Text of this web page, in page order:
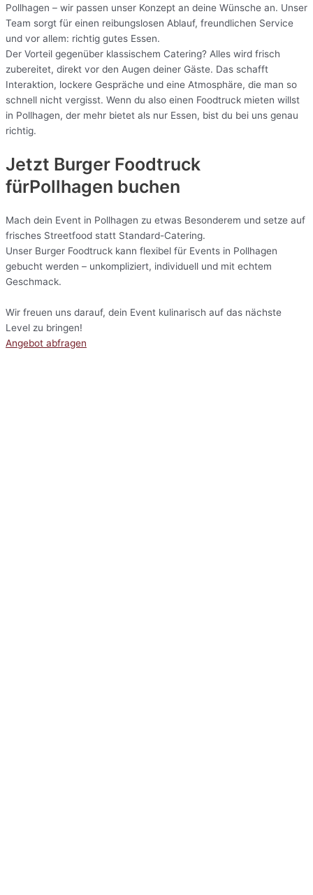
Pollhagen – wir passen unser Konzept an deine Wünsche an. Unser
Team sorgt für einen reibungslosen Ablauf, freundlichen Service
und vor allem: richtig gutes Essen.
Der Vorteil gegenüber klassischem Catering? Alles wird frisch
zubereitet, direkt vor den Augen deiner Gäste. Das schafft
Interaktion, lockere Gespräche und eine Atmosphäre, die man so
schnell nicht vergisst. Wenn du also einen Foodtruck mieten willst
in Pollhagen, der mehr bietet als nur Essen, bist du bei uns genau
richtig.
Jetzt Burger Foodtruck
fürPollhagen buchen
Mach dein Event in Pollhagen zu etwas Besonderem und setze auf
frisches Streetfood statt Standard-Catering.
Unser Burger Foodtruck kann flexibel für Events in Pollhagen
gebucht werden – unkompliziert, individuell und mit echtem
Geschmack.
Wir freuen uns darauf, dein Event kulinarisch auf das nächste
Level zu bringen!
Angebot abfragen